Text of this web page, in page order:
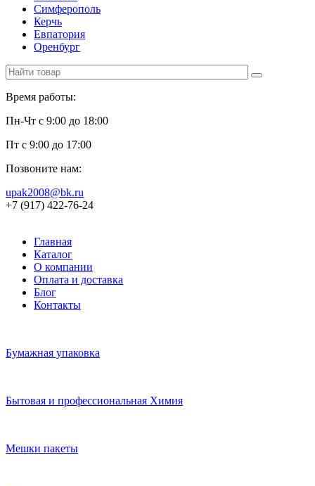
Симферополь
Керчь
Евпатория
Оренбург
Время работы:
Пн-Чт с 9:00 до 18:00
Пт с 9:00 до 17:00
Позвоните нам:
upak2008@bk.ru
+7 (917) 422-76-24
Главная
Каталог
О компании
Оплата и доставка
Блог
Контакты
Бумажная упаковка
Бытовая и профессиональная Химия
Мешки пакеты